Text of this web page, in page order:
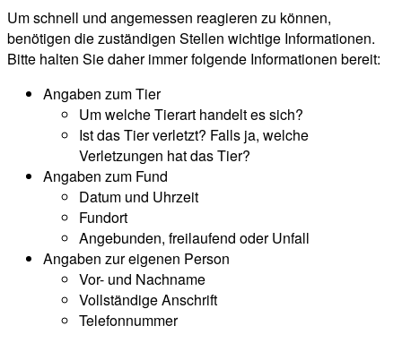
Um schnell und angemessen reagieren zu können,
benötigen die zuständigen Stellen wichtige Informationen.
Bitte halten Sie daher immer folgende Informationen bereit:
Angaben zum Tier
Um welche Tierart handelt es sich?
Ist das Tier verletzt? Falls ja, welche
Verletzungen hat das Tier?
Angaben zum Fund
Datum und Uhrzeit
Fundort
Angebunden, freilaufend oder Unfall
Angaben zur eigenen Person
Vor- und Nachname
Vollständige Anschrift
Telefonnummer